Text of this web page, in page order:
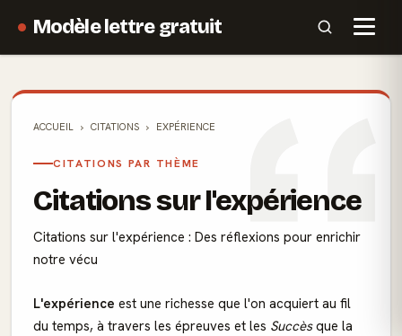
Modèle lettre gratuit
ACCUEIL CITATIONS EXPÉRIENCE
CITATIONS PAR THÈME
Citations sur l'expérience
Citations sur l'expérience : Des réflexions pour enrichir
notre vécu
L'expérience est une richesse que l'on acquiert au fil
du temps, à travers les épreuves et les Succèsque la